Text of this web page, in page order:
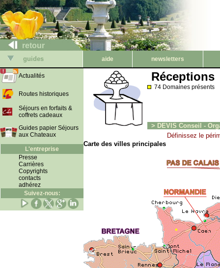
retour
guides aide newsletters
Actualités
Routes historiques
Séjours en forfaits &
coffrets cadeaux
Guides papier Séjours
aux Chateaux
L'entreprise
Presse
Carrières
Copyrights
contacts
adhérez
Suivez-nous:
Réceptions
74 Domaines présents
> DEVIS Conseil -
Définissez le
Carte des villes principales